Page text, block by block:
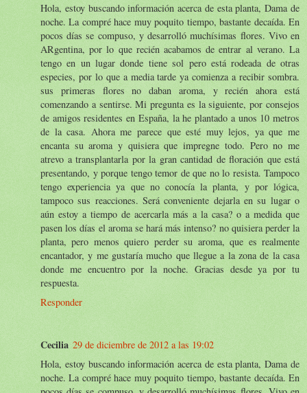
Hola, estoy buscando información acerca de esta planta, Dama de
noche. La compré hace muy poquito tiempo, bastante decaída. En
pocos días se compuso, y desarrolló muchísimas flores. Vivo en
ARgentina, por lo que recién acabamos de entrar al verano. La
tengo en un lugar donde tiene sol pero está rodeada de otras
especies, por lo que a media tarde ya comienza a recibir sombra.
sus primeras flores no daban aroma, y recién ahora está
comenzando a sentirse. Mi pregunta es la siguiente, por consejos
de amigos residentes en España, la he plantado a unos 10 metros
de la casa. Ahora me parece que esté muy lejos, ya que me
encanta su aroma y quisiera que impregne todo. Pero no me
atrevo a transplantarla por la gran cantidad de floración que está
presentando, y porque tengo temor de que no lo resista. Tampoco
tengo experiencia ya que no conocía la planta, y por lógica,
tampoco sus reacciones. Será conveniente dejarla en su lugar o
aún estoy a tiempo de acercarla más a la casa? o a medida que
pasen los días el aroma se hará más intenso? no quisiera perder la
planta, pero menos quiero perder su aroma, que es realmente
encantador, y me gustaría mucho que llegue a la zona de la casa
donde me encuentro por la noche. Gracias desde ya por tu
respuesta.
Responder
Cecilia 29 de diciembre de 2012 a las 19:02
Hola, estoy buscando información acerca de esta planta, Dama de
noche. La compré hace muy poquito tiempo, bastante decaída. En